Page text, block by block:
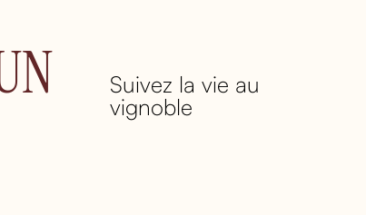
Suivez la vie au
vignoble